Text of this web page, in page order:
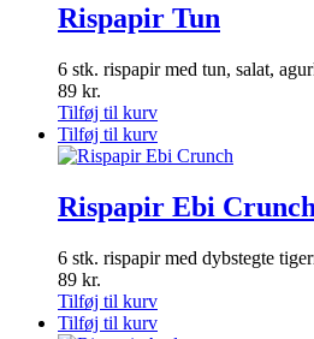
Rispapir Tun
6 stk. rispapir med tun, salat,
89 kr.
Tilføj til kurv
Tilføj til kurv
Rispapir Ebi Crunch
6 stk. rispapir med dybstegte
89 kr.
Tilføj til kurv
Tilføj til kurv